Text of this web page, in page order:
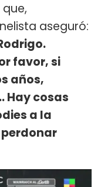
que,
aseguró:
favor, si
años,
Hay cosas
a la
perdonar